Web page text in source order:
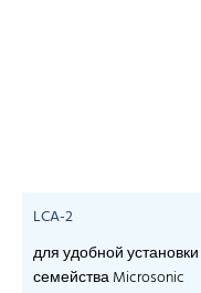
LCA-2
для удобной
семейства Microsonic